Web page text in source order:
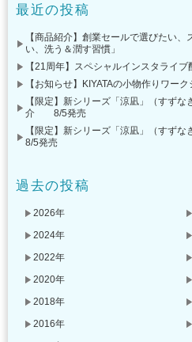
最近の投稿
【商品紹介】創業セールで選びたい
い、洗う＆潤す習慣」
【21周年】スペシャルインスタライブ
【お知らせ】KIYATAの小物作りワー
【限定】新シリーズ「涼凪」（すず
介 8/5発売
【限定】新シリーズ「涼凪」（すず
8/5発売
過去の投稿
2026年
2024年
2022年
2020年
2018年
2016年